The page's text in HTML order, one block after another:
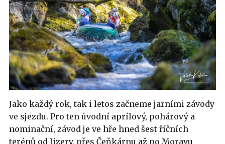
Jako každý rok, tak i letos začneme jarními závody
ve sjezdu. Pro ten úvodní aprílový, pohárový a
nominační, závod je ve hře hned šest říčních
terénů od Jizery, přes Čeňkárnu až po Moravu